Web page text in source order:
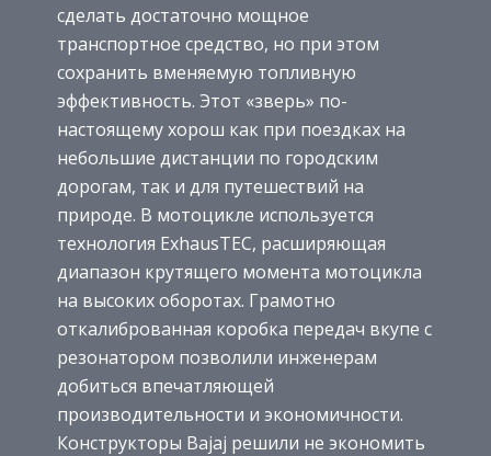
сделать достаточно мощное
транспортное средство, но при этом
сохранить вменяемую топливную
эффективность. Этот «зверь» по-
настоящему хорош как при поездках на
небольшие дистанции по городским
дорогам, так и для путешествий на
природе. В мотоцикле используется
технология ExhausTEC, расширяющая
диапазон крутящего момента мотоцикла
на высоких оборотах. Грамотно
откалиброванная коробка передач вкупе с
резонатором позволили инженерам
добиться впечатляющей
производительности и экономичности.
Конструкторы Bajaj решили не экономить